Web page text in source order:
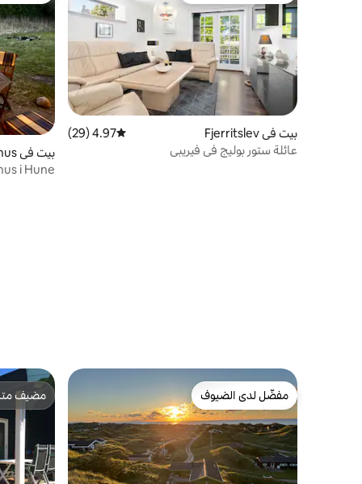
بيت في Fjerritslev متوسط التقييم 4.97 من 5، 29 مراجعات
4.97 (29)
عائلة ستور بوليج في فيريبي
بيت في Blokhus
i Hune
مفضّل لدى الضيوف
مفضّل لدى الضيوف
مضيف
مضيف